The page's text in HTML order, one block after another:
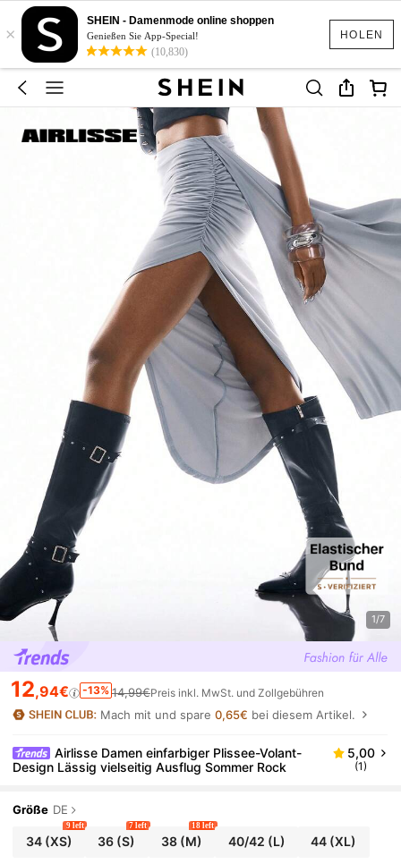
HOLEN
×
SHEIN - Damenmode online shoppen
Genießen Sie App-Special!
(10,830)
1/7
12,94€ -13% 14,99€Preis inkl. MwSt. und Zollgebühren
Mach mit und spare0,65€ bei diesem Artikel.
Airlisse Damen einfarbiger Plissee-Volant-
Design Lässig vielseitig Ausflug Sommer Rock
5,00
(1)
Größe DE
34(XS)
9 left
36 (S)
7 left
38(M)
18 left
40/42 (L) 44 (XL)